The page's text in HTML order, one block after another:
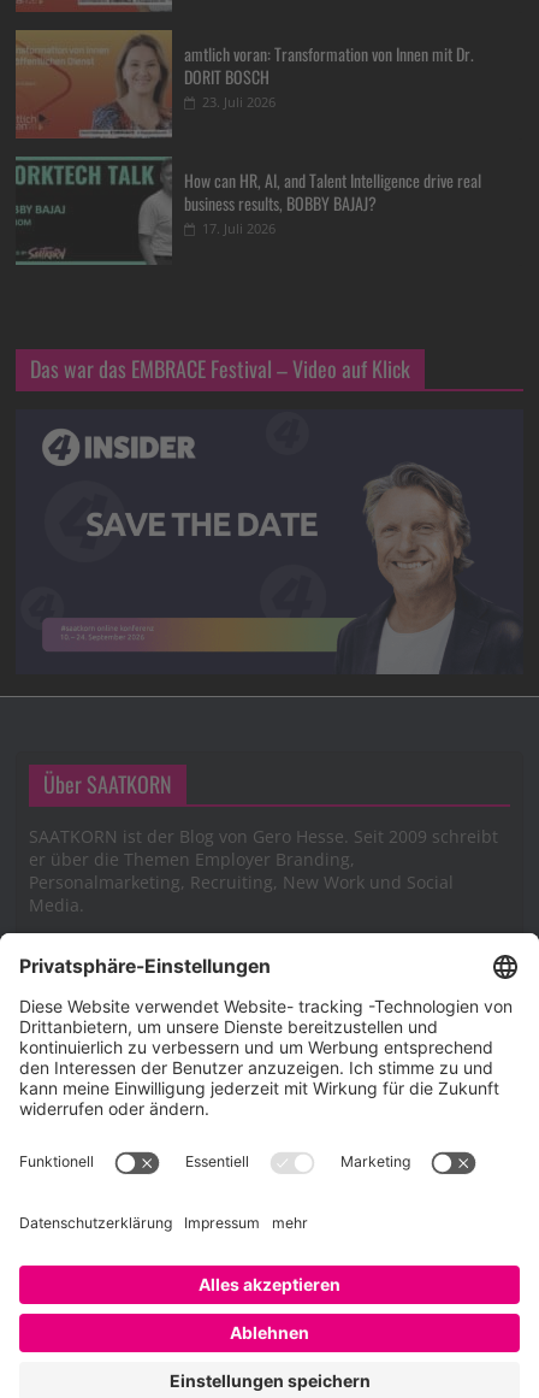
amtlich voran: Transformation von Innen mit Dr.
DORIT BOSCH
23. Juli 2026
How can HR, AI, and Talent Intelligence drive real
business results, BOBBY BAJAJ?
17. Juli 2026
Das war das EMBRACE Festival – Video auf Klick
Über SAATKORN
SAATKORN ist der Blog von Gero Hesse. Seit 2009 schreibt
er über die Themen Employer Branding,
Personalmarketing, Recruiting, New Work und Social
Media.
Impressum
Impressum
Cookie-Richtlinie (EU)
Copyright © 2026SAATKORN